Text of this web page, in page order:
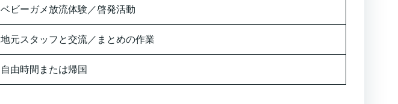
ベビーガメ放流体験／啓発活動
地元スタッフと交流／まとめの作業
自由時間または帰国